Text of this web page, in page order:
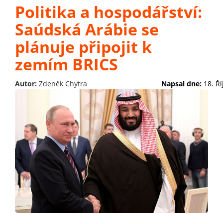
Politika a hospodářství:
Saúdská Arábie se
plánuje připojit k
zemím BRICS
Autor: Zdeněk Chytra Napsal dne: 18.